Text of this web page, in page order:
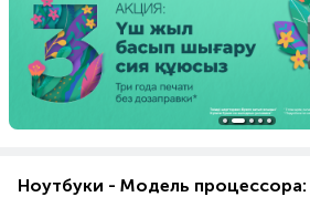
Ноутбуки - Модель процессора: